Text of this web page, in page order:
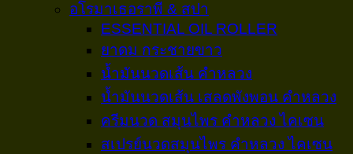
อโรมาเธอราพี & สปา
ESSENTIAL OIL ROLLER
ยาดม กระชายขาว
น้ำมันนวดเส้น คำหลวง
น้ำมันนวดเส้น เสลดพังพอน คำหลวง
ครีมนวด สมุนไพร คำหลวง ไคเซน
สเปรย์นวดสมุนไพร คำหลวง ไคเซน